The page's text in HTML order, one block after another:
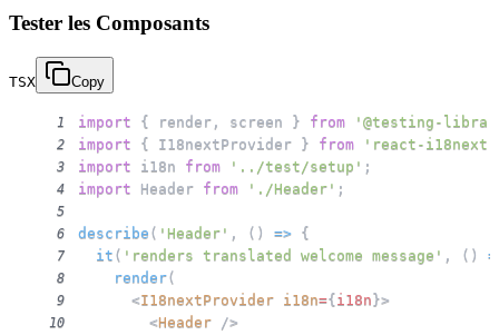
Tester les Composants
TSX Copy
1 import { render , screen } from '@testing-
2 import { I18nextProvider } from 'react-i18next'
3 import i18n from '../test/setup' ;
4 import Header from './Header' ;
5
6
describe ( 'Header' , ( ) => {
7 it ( 'renders translated welcome message' , ( )
8 render(
9 <I18nextProvider i18n={i18n}>
10 <Header />